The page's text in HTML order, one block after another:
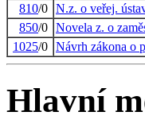
810/0 N.z. o veřej.
850/0 Novela z. o
1025/0 Návrh zákona o
Hlavní